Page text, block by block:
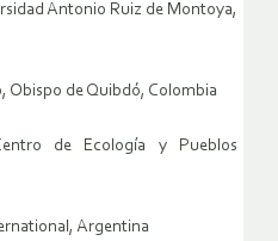
Antonio Ruiz de Montoya,
Obispo de Quibdó, Colombia
de Ecología y Pueblos
Argentina